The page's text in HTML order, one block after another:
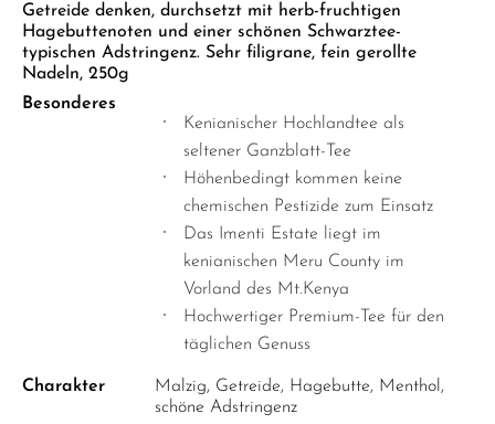
Getreide denken, durchsetzt mit herb-fruchtigen
Hagebuttenoten und einer schönen Schwarztee-
typischen Adstringenz. Sehr filigrane, fein gerollte
Nadeln, 250g
Besonderes
Kenianischer Hochlandtee als
seltener Ganzblatt-Tee
Höhenbedingt kommen keine
chemischen Pestizide zum Einsatz
Das Imenti Estate liegt im
kenianischen Meru County im
Vorland des Mt.Kenya
Hochwertiger Premium-Tee für den
täglichen Genuss
Charakter
Malzig, Getreide, Hagebutte, Menthol,
schöne Adstringenz